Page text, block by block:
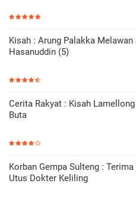
Kisah : Arung Palakka Melawan
Hasanuddin (5)
Cerita Rakyat : Kisah
Buta
Korban Gempa Sulteng :
Utus Dokter Keliling